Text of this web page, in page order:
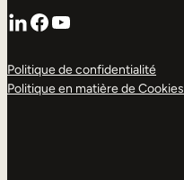
LinkedIn
Facebook
YouTube
Politique de confidentialité
Politique en matière de Cookies